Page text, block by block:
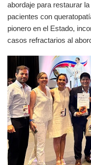
abordaje para restaurar
pacientes con
pionero en el Estado,
casos refractarios al